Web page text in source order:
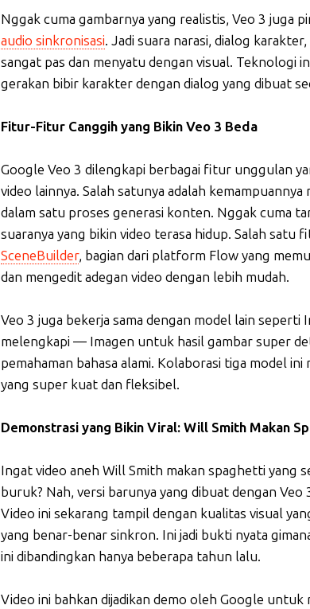
Nggak cuma gambarnya yang realistis, Veo 3 juga
audio sinkronisasi. Jadi suara narasi, dialog
sangat pas dan menyatu dengan visual. Teknologi
gerakan bibir karakter dengan dialog yang dibuat
Fitur-Fitur Canggih yang Bikin Veo 3 Beda
Google Veo 3 dilengkapi berbagai fitur unggulan
video lainnya. Salah satunya adalah
dalam satu proses generasi konten. Nggak cuma
suaranya yang bikin video terasa hidup. Salah satu
SceneBuilder, bagian dari platform Flow yang
dan mengedit adegan video dengan lebih mudah.
Veo 3 juga bekerja sama dengan model lain seperti
melengkapi — Imagen untuk hasil gambar super
pemahaman bahasa alami. Kolaborasi tiga model
yang super kuat dan fleksibel.
Demonstrasi yang Bikin Viral: Will Smith Makan
Ingat video aneh Will Smith makan spaghetti yang
buruk? Nah, versi barunya yang dibuat dengan
Video ini sekarang tampil dengan kualitas visual
yang benar-benar sinkron. Ini jadi bukti nyata
ini dibandingkan hanya beberapa tahun lalu.
Video ini bahkan dijadikan demo oleh Google